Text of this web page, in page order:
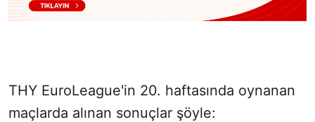
THY EuroLeague'in 20. haftasında oynanan
maçlarda alınan sonuçlar şöyle: